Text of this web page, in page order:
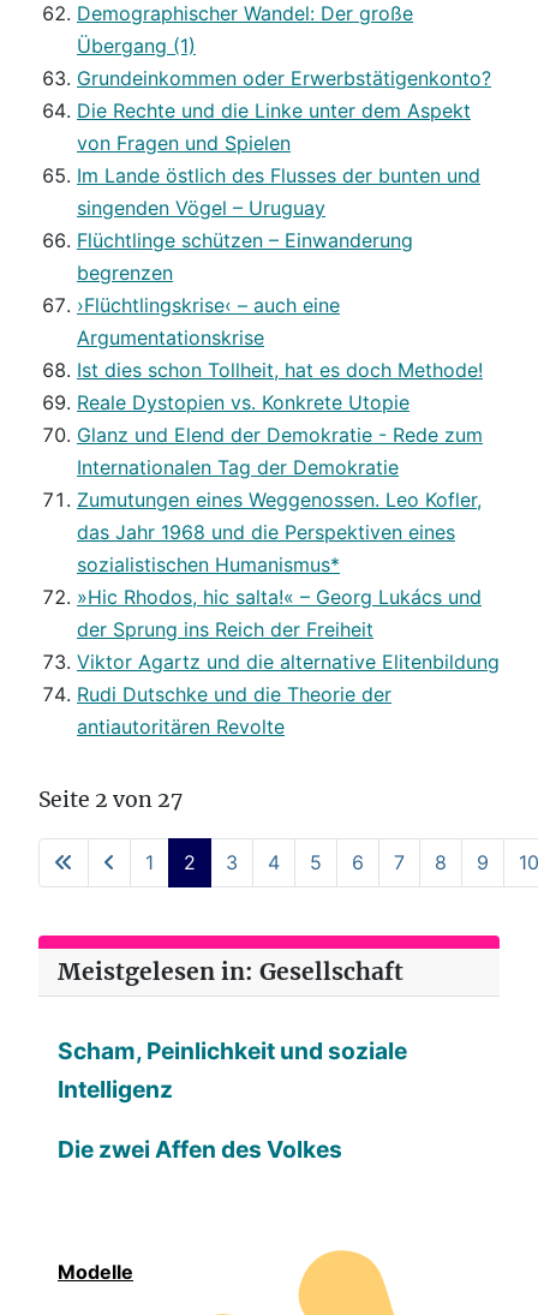
Demographischer Wandel: Der große
Übergang (1)
Grundeinkommen oder Erwerbstätigenkonto?
Die Rechte und die Linke unter dem Aspekt
von Fragen und Spielen
Im Lande östlich des Flusses der bunten und
singenden Vögel – Uruguay
Flüchtlinge schützen – Einwanderung
begrenzen
›Flüchtlingskrise‹ – auch eine
Argumentationskrise
Ist dies schon Tollheit, hat es doch Methode!
Reale Dystopien vs. Konkrete Utopie
Glanz und Elend der Demokratie - Rede zum
Internationalen Tag der Demokratie
Zumutungen eines Weggenossen. Leo Kofler,
das Jahr 1968 und die Perspektiven eines
sozialistischen Humanismus*
»Hic Rhodos, hic salta!« – Georg Lukács und
der Sprung ins Reich der Freiheit
Viktor Agartz und die alternative Elitenbildung
Rudi Dutschke und die Theorie der
antiautoritären Revolte
Seite 2 von 27
1 2 3 4 5 6 7 8 9 10
Meistgelesen in: Gesellschaft
Scham, Peinlichkeit und soziale
Intelligenz
Die zwei Affen des Volkes
Modelle